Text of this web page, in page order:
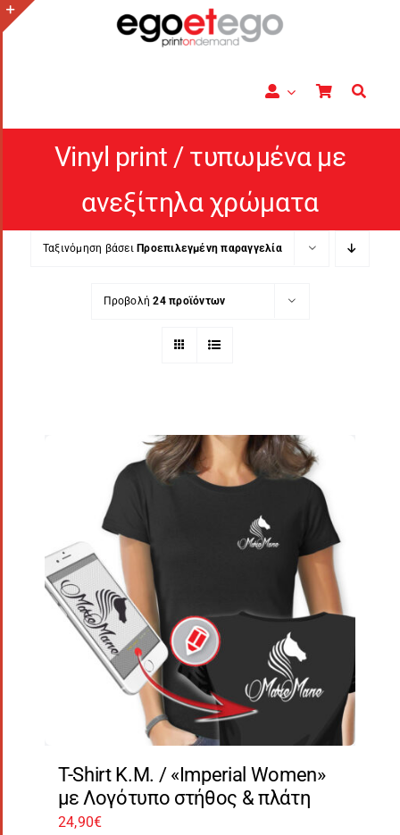
Μετάβαση
στο
Vinyl print / τυπωμένα με
ανεξίτηλα χρώματα
Ταξινόμηση βάσει Προεπιλεγμένη παραγγελία
Προβολή24 προϊόντων
T-Shirt Κ.Μ. / «Imperial Women»
με Λογότυπο στήθος & πλάτη
24,90€